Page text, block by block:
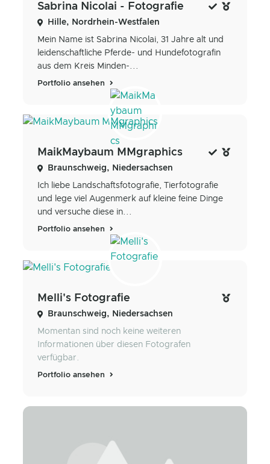
Sabrina Nicolai - Fotografie
Hille, Nordrhein-Westfalen
Mein Name ist Sabrina Nicolai, 31 Jahre alt und
leidenschaftliche Pferde- und Hundefotografin
aus dem Kreis Minden-...
Portfolio ansehen
MaikMaybaum MMgraphics
Braunschweig, Niedersachsen
Ich liebe Landschaftsfotografie, Tierfotografie
und lege viel Augenmerk auf kleine feine Dinge
und versuche diese in...
Portfolio ansehen
Melli's Fotografie
Braunschweig, Niedersachsen
Momentan sind noch keine weiteren
Informationen über diesen Fotografen
verfügbar.
Portfolio ansehen